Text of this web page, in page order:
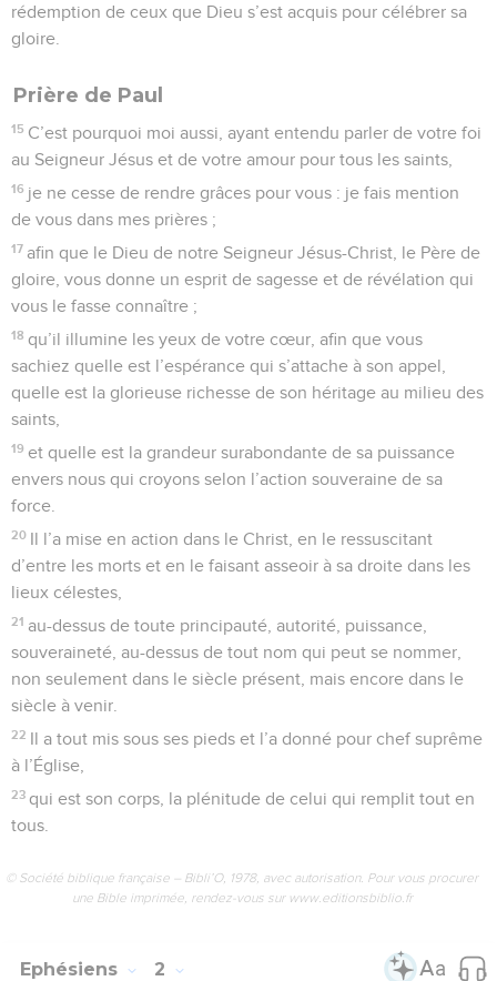
rédemption de ceux que Dieu s’est acquis pour célébrer sa
gloire.
Prière de Paul
15 C’est pourquoi moi aussi, ayant entendu parler de votre foi
au Seigneur Jésus et de votre amour pour tous les saints,
16 je ne cesse de rendre grâces pour vous : je fais mention
de vous dans mes prières ;
17 afin que le Dieu de notre Seigneur Jésus-Christ, le Père de
gloire, vous donne un esprit de sagesse et de révélation qui
vous le fasse connaître ;
18 qu’il illumine les yeux de votre cœur, afin que vous
sachiez quelle est l’espérance qui s’attache à son appel,
quelle est la glorieuse richesse de son héritage au milieu des
saints,
19 et quelle est la grandeur surabondante de sa puissance
envers nous qui croyons selon l’action souveraine de sa
force.
20 Il l’a mise en action dans le Christ, en le ressuscitant
d’entre les morts et en le faisant asseoir à sa droite dans les
lieux célestes,
21 au-dessus de toute principauté, autorité, puissance,
souveraineté, au-dessus de tout nom qui peut se nommer,
non seulement dans le siècle présent, mais encore dans le
siècle à venir.
22 Il a tout mis sous ses pieds et l’a donné pour chef suprême
à l’Église,
23 qui est son corps, la plénitude de celui qui remplit tout en
tous.
© Société biblique française – Bibli’O, 1978, avec autorisation. Pour vous procurer
une Bible imprimée, rendez-vous sur www.editionsbiblio.fr
Ephésiens 2